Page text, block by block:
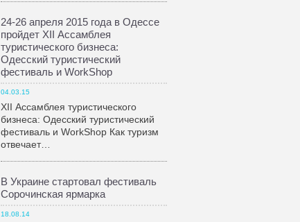
24-26 апреля 2015 года в Одессе
пройдет XII Ассамблея
туристического бизнеса:
Одесский туристический
фестиваль и WorkShop
04.03.15
XII Ассамблея туристического
бизнеса: Одесский туристический
фестиваль и WorkShop Как туризм
отвечает…
В Украине стартовал фестиваль
Сорочинская ярмарка
18.08.14